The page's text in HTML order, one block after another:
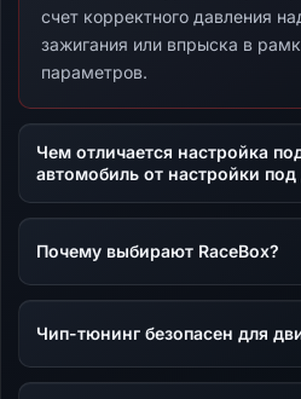
счет корректного давления
зажигания или впрыска в
параметров.
Чем отличается настройка
автомобиль от настройки под
Почему выбирают RaceBox?
Чип-тюнинг безопасен для